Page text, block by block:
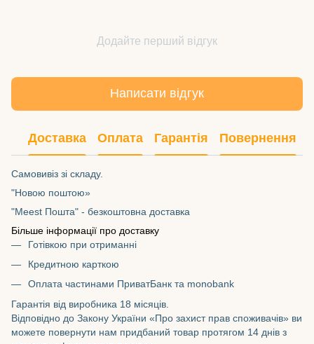
Додайте перший відгук
Написати відгук
Доставка Оплата Гарантія Повернення
Самовивіз зі складу.
"Новою поштою»
"Meest Пошта" - безкоштовна доставка
Більше інформації про доставку
Готівкою при отриманні
Кредитною карткою
Оплата частинами ПриватБанк та monobank
Гарантія від виробника 18 місяців.
Відповідно до Закону України «Про захист прав споживачів» ви
можете повернути нам придбаний товар протягом 14 днів з